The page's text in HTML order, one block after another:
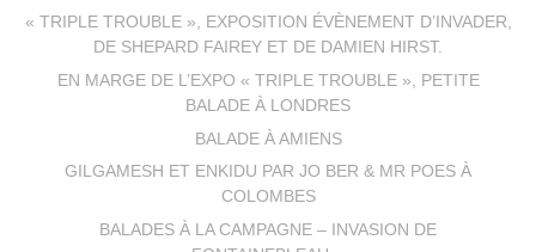
« TRIPLE TROUBLE », EXPOSITION ÉVÈNEMENT D’INVADER,
DE SHEPARD FAIREY ET DE DAMIEN HIRST.
EN MARGE DE L’EXPO « TRIPLE TROUBLE », PETITE
BALADE À LONDRES
BALADE À AMIENS
GILGAMESH ET ENKIDU PAR JO BER & MR POES À
COLOMBES
BALADES À LA CAMPAGNE – INVASION DE